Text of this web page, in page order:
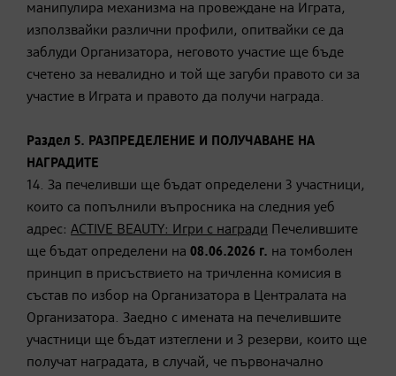
манипулира механизма на провеждане на Играта,
използвайки различни профили, опитвайки се да
заблуди Организатора, неговото участие ще бъде
счетено за невалидно и той ще загуби правото си за
участие в Играта и правото да получи награда.
Раздел 5. РАЗПРЕДЕЛЕНИЕ И ПОЛУЧАВАНЕ НА
НАГРАДИТЕ
14. За печеливши ще бъдат определени 3 участници,
които са попълнили въпросника на следния уеб
адрес: ACTIVE BEAUTY: Игри с награди Печелившите
ще бъдат определени на 08.06.2026 г. на томболен
принцип в присъствието на тричленна комисия в
състав по избор на Организатора в Централата на
Организатора. Заедно с имената на печелившите
участници ще бъдат изтеглени и 3 резерви, които ще
получат наградата, в случай, че първоначално